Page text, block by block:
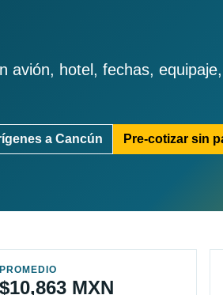
avión, hotel, fechas,
a Cancún Pre-cotizar sin
PROMEDIO
$10,863 MXN